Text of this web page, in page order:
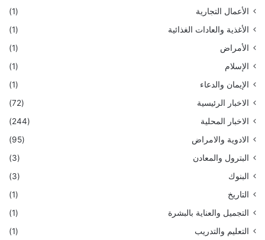
الأعمال التجارية
(1)
الأغذية والعادات الغذائية
(1)
الأمراض
(1)
الإسلام
(1)
الإيمان والدعاء
(1)
الاخبار الرئيسية
(72)
الاخبار المحلية
(244)
الادوية والامراض
(95)
البترول والمعادن
(3)
البنوك
(3)
التاريخ
(1)
التجميل والعناية بالبشرة
(1)
التعليم والتدريب
(1)